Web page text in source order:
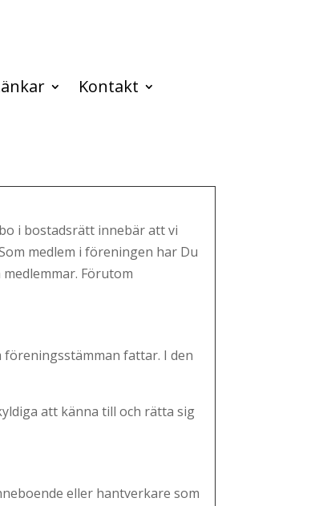
Kontakt
i bostadsrätt innebär att vi
medlem i föreningen har Du
Förutom
fattar. I den
att känna till och rätta sig
eller hantverkare som